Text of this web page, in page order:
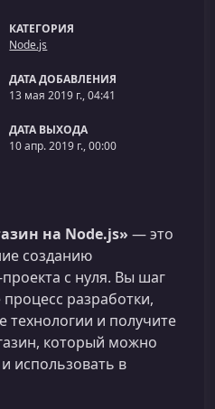
КАТЕГОРИЯ
Node.js
ДАТА ДОБАВЛЕНИЯ
13 мая 2019 г., 04:41
ДАТА ВЫХОДА
10 апр. 2019 г., 00:00
на Node.js» — это
созданию
с нуля. Вы шаг
разработки,
технологии и получите
который можно
использовать в